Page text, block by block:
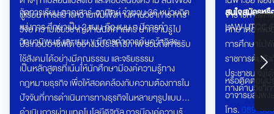
ผู้เรียน การสร้างความเข้มแข็งทางด้านวิชาการ การ
วิจัย ความเชี่ยวชาญด้านนิติศาสตร์ นำความรู้ไป
ประกอบอาชีพได้ อย่างมีประสิทธิภาพ รวมถึงการรับ
ใช้สังคมได้อย่างมีคุณธรรม และจริยธรรม
จัดการเรียน ภาคเสาร์-อาทิตย์ จำนวน36หน่วยกิต
แบ่งการ ศึกษาเป็น2แผน คือ แผน ก มีการทำ
วิทยานิพนธ์ และ แผน ข มีการทำการค้นคว้าอิสระ
เป็นหลักสูตรที่เน้นให้นักศึกษามีองค์ความรู้ทาง
กฎหมายธุรกิจ เพื่อให้สอดคล้องกับความต้องการใน
ปัจจันที่การดำเนินการทางธุรกิจในหลายๆรูปแบบ
ข้าราชการตำ
ศึกษาต่อ เพื่
การศึกษาไป
ราชการต้นสั
ประชาชน จึง
ทางด้านวิชา
สนใจสมัครห
LAW UTCC
หรือติดต่อผู้ป
อาจารย์สงพง
โทร.089-